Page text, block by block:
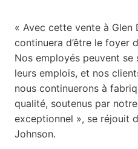
« Avec cette vente à Glen
continuera d’être le foyer
Nos employés peuvent se
leurs emplois, et nos
nous continuerons à
qualité, soutenus par
exceptionnel », se réjouit
Johnson.